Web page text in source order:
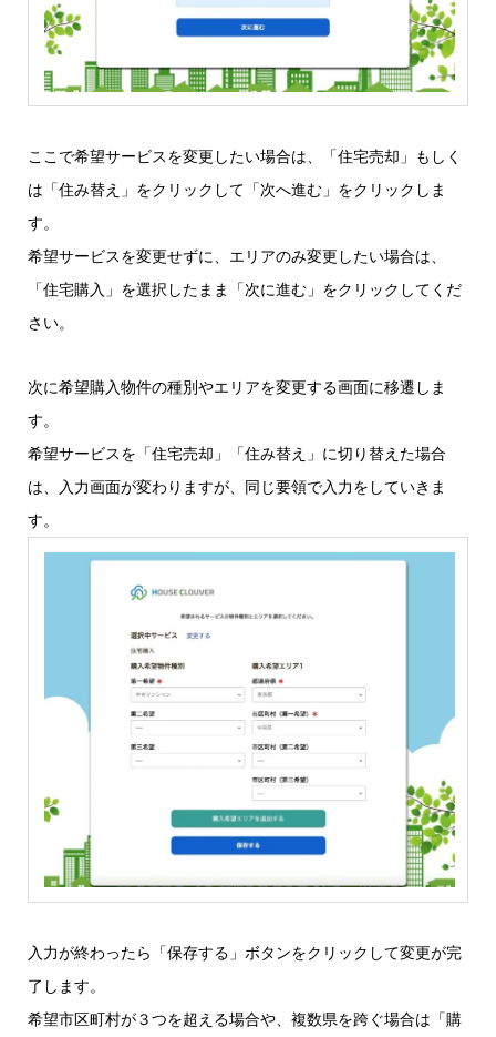
ここで希望サービスを変更したい場合は、「住宅売却」もしく
は「住み替え」をクリックして「次へ進む」をクリックしま
す。
希望サービスを変更せずに、エリアのみ変更したい場合は、
「住宅購入」を選択したまま「次に進む」をクリックしてくだ
さい。
次に希望購入物件の種別やエリアを変更する画面に移遷しま
す。
希望サービスを「住宅売却」「住み替え」に切り替えた場合
は、入力画面が変わりますが、同じ要領で入力をしていきま
す。
入力が終わったら「保存する」ボタンをクリックして変更が完
了します。
希望市区町村が３つを超える場合や、複数県を跨ぐ場合は「購